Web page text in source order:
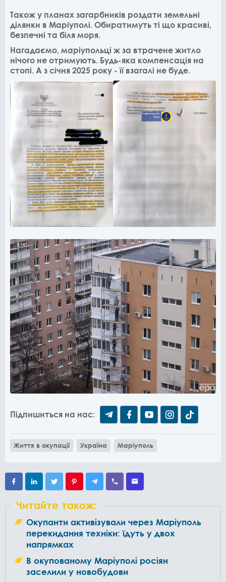
Також у планах загарбників роздати земельні
ділянки в Маріуполі. Обиратимуть ті що красиві,
безпечні та біля моря.
Нагадаємо, маріупольці ж за втрачене житло
нічого не отримують. Будь-яка компенсація на
стопі. А з січня 2025 року - її взагалі не буде.
Підпишиться на нас:
Життя в окупації Україна Маріуполь
Читайте також:
Окупанти активізували через Маріуполь
перекидання техніки: їдуть у двох
напрямках
В окупованому Маріуполі росіян
заселили у новобудови